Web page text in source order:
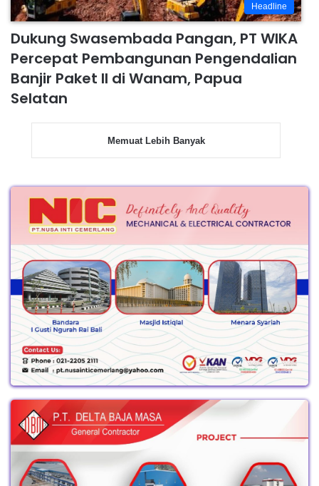
Headline
Dukung Swasembada Pangan, PT WIKA
Percepat Pembangunan Pengendalian
Banjir Paket II di Wanam, Papua
Selatan
Memuat Lebih Banyak